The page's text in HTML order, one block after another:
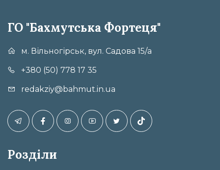
ГО "Бахмутська Фортеця"
м. Вільногірськ, вул. Садова 15/а
+380 (50) 778 17 35
redakziy@bahmut.in.ua
Розділи